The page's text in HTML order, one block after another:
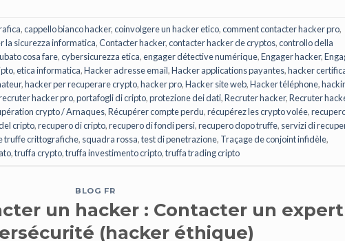
,cappello bianco hacker,coinvolgere un hacker etico,comment contacter hacker pro,
la sicurezza informatica,Contacter hacker,contacter hacker de cryptos,controllo della
cosa fare,cybersicurezza etica,engager détective numérique,Engager hacker,
,etica informatica,Hacker adresse email,Hacker applications payantes,hacker
,hacker per recuperare crypto,hacker pro,Hacker site web,Hacker téléphone,
hacker pro,portafogli di cripto,protezione dei dati,Recruter hacker,Recruter
crypto / Arnaques,Récupérer compte perdu,récupérez les crypto volée,
cripto,recupero di cripto,recupero di fondi persi,recupero dopo truffe, servizi di
truffe crittografiche, squadra rossa,test di penetrazione, Traçage de conjoint infidèle,
,truffa crypto,truffa investimento cripto,truffa trading cripto
BLOG FR
un hacker : Contacter un expert
(hacker éthique)